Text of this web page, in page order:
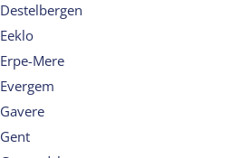
Destelbergen
Eeklo
Erpe-Mere
Evergem
Gavere
Gent